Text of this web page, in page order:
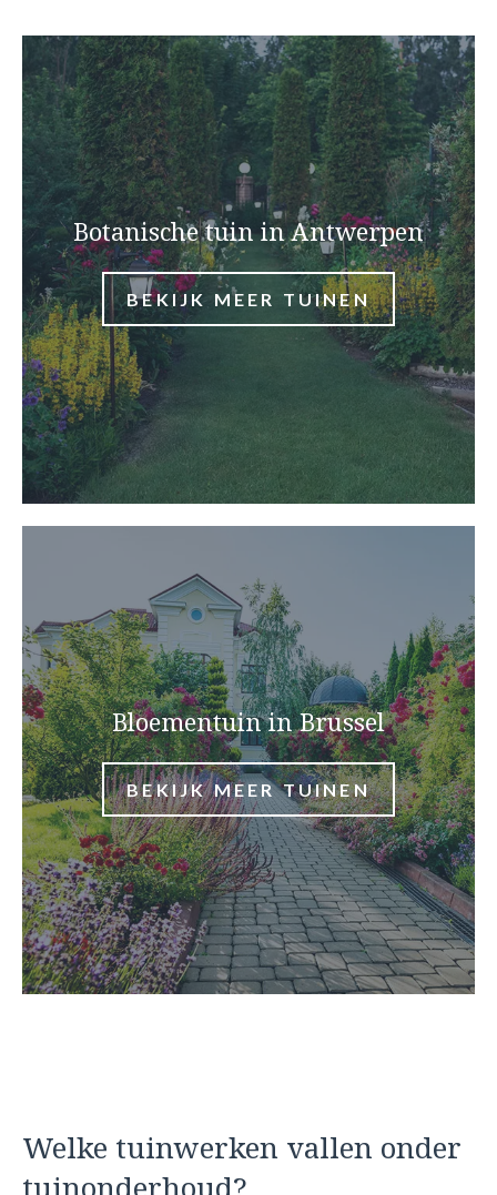
Botanische tuin in Antwerpen
BEKIJK MEER TUINEN
Bloementuin in Brussel
BEKIJK MEER TUINEN
Welke tuinwerken vallen onder